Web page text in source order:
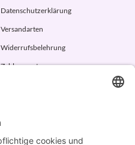
Datenschutzerklärung
Versandarten
Widerrufsbelehrung
Zahlungsarten